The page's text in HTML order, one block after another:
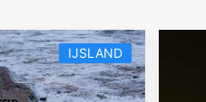
IJSLAND